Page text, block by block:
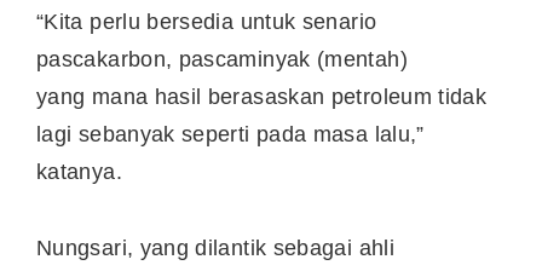
“Kita perlu bersedia untuk senario
pascakarbon, pascaminyak (mentah)
yang mana hasil berasaskan petroleum tidak
lagi sebanyak seperti pada masa lalu,”
katanya.
Nungsari, yang dilantik sebagai ahli